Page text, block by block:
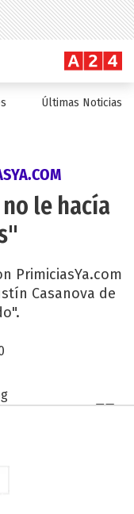
Últimas Noticias
le hacía
PrimiciasYa.com
Casanova de